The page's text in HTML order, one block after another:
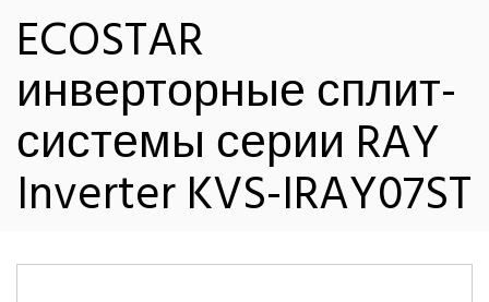
ECOSTAR
инверторные сплит-
системы серии RAY
Inverter KVS-IRAY07ST